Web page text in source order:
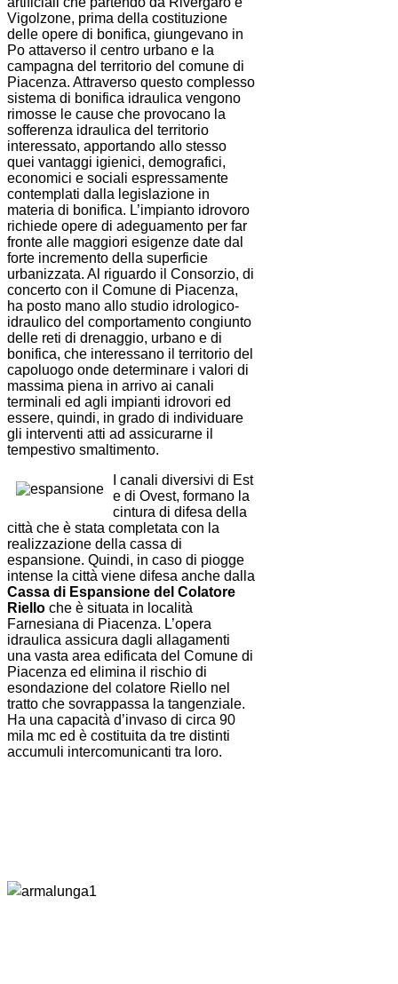
Vigolzone, prima della costituzione
delle opere di bonifica, giungevano in
Po attaverso il centro urbano e la
campagna del territorio del comune di
Piacenza. Attraverso questo complesso
sistema di bonifica idraulica vengono
rimosse le cause che provocano la
sofferenza idraulica del territorio
interessato, apportando allo stesso
quei vantaggi igienici, demografici,
economici e sociali espressamente
contemplati dalla legislazione in
materia di bonifica. L’impianto idrovoro
richiede opere di adeguamento per far
fronte alle maggiori esigenze date dal
forte incremento della superficie
urbanizzata. Al riguardo il Consorzio, di
concerto con il Comune di Piacenza,
ha posto mano allo studio idrologico-
idraulico del comportamento congiunto
delle reti di drenaggio, urbano e di
bonifica, che interessano il territorio del
capoluogo onde determinare i valori di
massima piena in arrivo ai canali
terminali ed agli impianti idrovori ed
essere, quindi, in grado di individuare
gli interventi atti ad assicurarne il
tempestivo smaltimento.
I canali diversivi di Est
e di Ovest, formano la
cintura di difesa della
città che è stata completata con la
realizzazione della cassa di
espansione. Quindi, in caso di piogge
intense la città viene difesa anche dalla
Cassa di Espansione del Colatore
Riello che è situata in località
Farnesiana di Piacenza. L’opera
idraulica assicura dagli allagamenti
una vasta area edificata del Comune di
Piacenza ed elimina il rischio di
esondazione del colatore Riello nel
tratto che sovrappassa la tangenziale.
Ha una capacità d’invaso di circa 90
mila mc ed è costituita da tre distinti
accumuli intercomunicanti tra loro.